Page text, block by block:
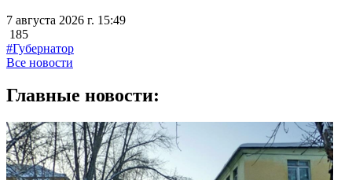
7 августа 2026 г. 15:49
185
#Губернатор
Все новости
Главные новости: